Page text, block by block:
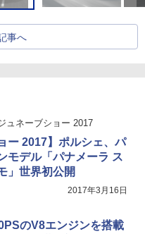
事へ
ュネーブショー 2017
ー 2017】ポルシェ、パ
モデル「パナメーラ ス
」世界初公開
2017年3月16日
のV8エンジンを搭載